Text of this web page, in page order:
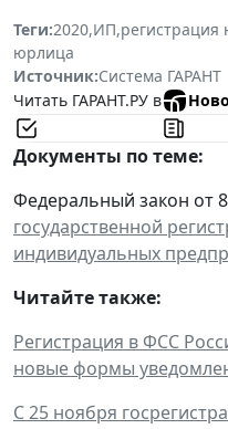
Теги:2020,ИП,
юрлица
Источник:Система ГАРАНТ
Читать ГАРАНТ.РУ в
Документы по теме:
Федеральный закон от
государственной
индивидуальных
Читайте также:
Регистрация в ФСС
новые формы
С 25 ноября